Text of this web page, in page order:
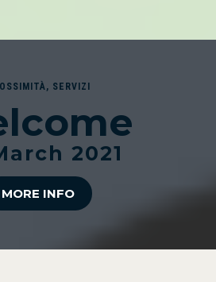
, SERVIZI
2021
MORE INFO